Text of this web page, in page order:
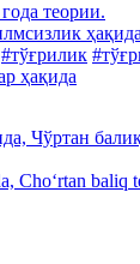
теории.
ҳақида
#тўғрилик
ҳақида
Чўртан
Cho‘rtan baliq